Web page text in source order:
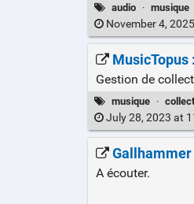
audio · musique
November 4,
Gestion de
musique ·
July 28, 2023 at
A écouter.